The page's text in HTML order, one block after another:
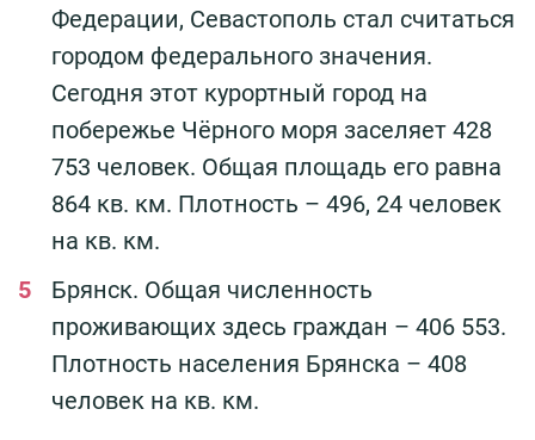
Федерации, Севастополь стал считаться
городом федерального значения.
Сегодня этот курортный город на
побережье Чёрного моря заселяет 428
753 человек. Общая площадь его равна
864 кв. км. Плотность – 496, 24 человек
на кв. км.
Брянск. Общая численность
проживающих здесь граждан – 406 553.
Плотность населения Брянска – 408
человек на кв. км.